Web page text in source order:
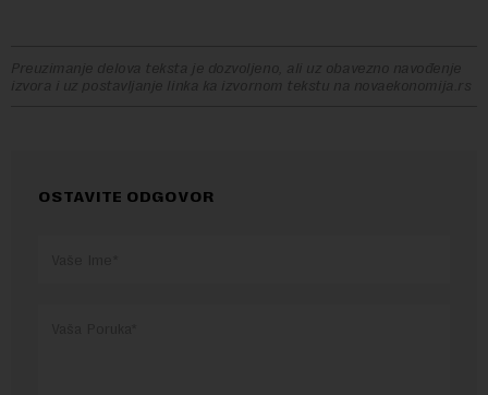
Preuzimanje delova teksta je dozvoljeno, ali uz obavezno navođenje
izvora i uz postavljanje linka ka izvornom tekstu na novaekonomija.rs
OSTAVITE ODGOVOR